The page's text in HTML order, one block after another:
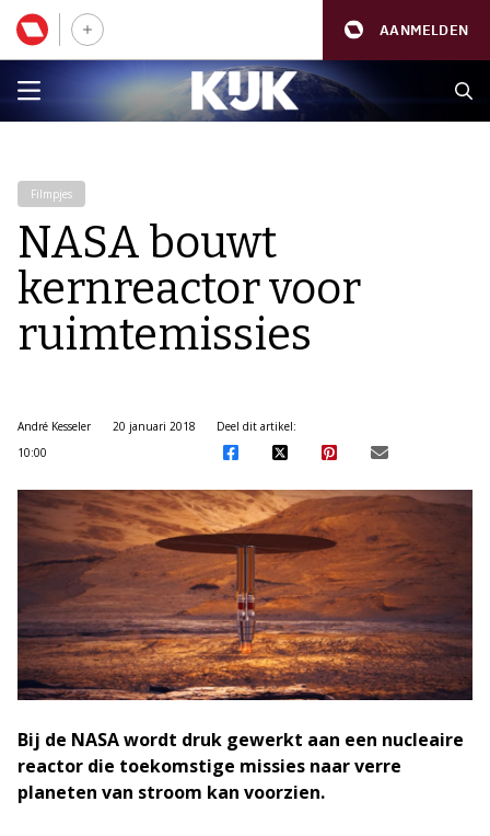
AANMELDEN
Filmpjes
NASA bouwt
kernreactor voor
ruimtemissies
André Kesseler
20 januari 2018
10:00
Deel dit artikel:
Bij de NASA wordt druk gewerkt aan een nucleaire
reactor die toekomstige missies naar verre
planeten van stroom kan voorzien.